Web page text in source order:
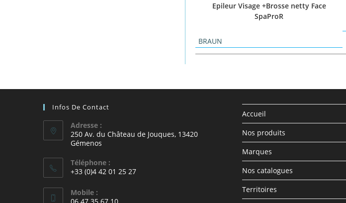
Epileur Visage +Brosse netty Face
SpaProR
BRAUN
Infos De Contact
Adresse :
250 Av. du Château de Jouques, 13420
Gémenos
Téléphone :
+33 (0)4 42 01 25 27
Mobile :
Accueil
Nos produits
Marques
Nos catalogues
Territoires